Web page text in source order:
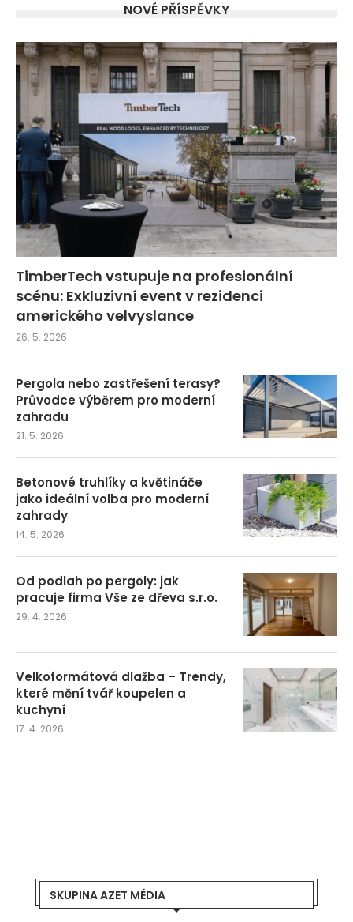
NOVÉ PŘÍSPĚVKY
TimberTech vstupuje na profesionální
scénu: Exkluzivní event v rezidenci
amerického velvyslance
26. 5. 2026
Pergola nebo zastřešení terasy?
Průvodce výběrem pro moderní
zahradu
21. 5. 2026
Betonové truhlíky a květináče
jako ideální volba pro moderní
zahrady
14. 5. 2026
Od podlah po pergoly: jak
pracuje firma Vše ze dřeva s.r.o.
29. 4. 2026
Velkoformátová dlažba – Trendy,
které mění tvář koupelen a
kuchyní
17. 4. 2026
SKUPINA AZET MÉDIA